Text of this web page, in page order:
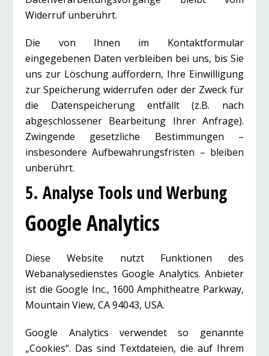
Widerruf unberührt.
Die von Ihnen im Kontaktformular
eingegebenen Daten verbleiben bei uns, bis Sie
uns zur Löschung auffordern, Ihre Einwilligung
zur Speicherung widerrufen oder der Zweck für
die Datenspeicherung entfällt (z.B. nach
abgeschlossener Bearbeitung Ihrer Anfrage).
Zwingende gesetzliche Bestimmungen –
insbesondere Aufbewahrungsfristen – bleiben
unberührt.
5. Analyse Tools und Werbung
Google Analytics
Diese Website nutzt Funktionen des
Webanalysedienstes Google Analytics. Anbieter
ist die Google Inc., 1600 Amphitheatre Parkway,
Mountain View, CA 94043, USA.
Google Analytics verwendet so genannte
„Cookies“. Das sind Textdateien, die auf Ihrem